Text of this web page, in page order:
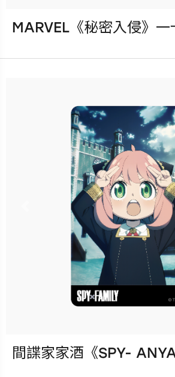
發行：2023-04-19
卡種：一卡通儲值卡-
已完售
MARVEL《秘密入侵》一
Previous
發行：2023-04-05
間諜家家酒《SPY-